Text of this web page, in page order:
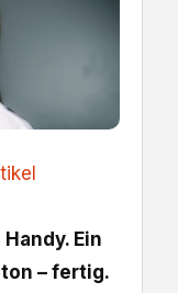
Ein
– fertig.